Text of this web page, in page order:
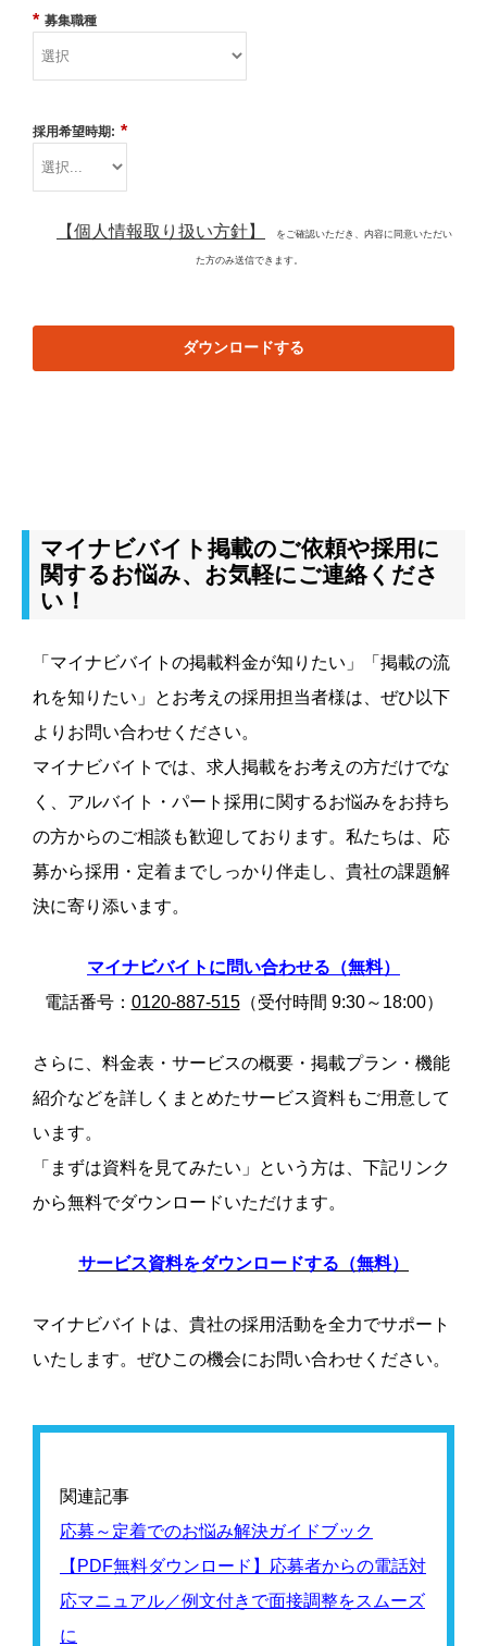
* 募集職種
*
採用希望時期:
【個人情報取り扱い方針】 をご確認いただき、内容に同意いただい
た方のみ送信できます。
ダウンロードする
マイナビバイト掲載のご依頼や採用に
関するお悩み、お気軽にご連絡くださ
い！
「マイナビバイトの掲載料金が知りたい」「掲載の流
れを知りたい」とお考えの採用担当者様は、ぜひ以下
よりお問い合わせください。
マイナビバイトでは、求人掲載をお考えの方だけでな
く、アルバイト・パート採用に関するお悩みをお持ち
の方からのご相談も歓迎しております。私たちは、応
募から採用・定着までしっかり伴走し、貴社の課題解
決に寄り添います。
マイナビバイトに問い合わせる（無料）
電話番号： 0120-887-515（受付時間 9:30～18:00）
さらに、料金表・サービスの概要・掲載プラン・機能
紹介などを詳しくまとめたサービス資料もご用意して
います。
「まずは資料を見てみたい」という方は、下記リンク
から無料でダウンロードいただけます。
サービス資料をダウンロードする（無料）
マイナビバイトは、貴社の採用活動を全力でサポート
いたします。ぜひこの機会にお問い合わせください。
関連記事
応募～定着でのお悩み解決ガイドブック
【PDF無料ダウンロード】応募者からの電話対
応マニュアル／例文付きで面接調整をスムーズ
に